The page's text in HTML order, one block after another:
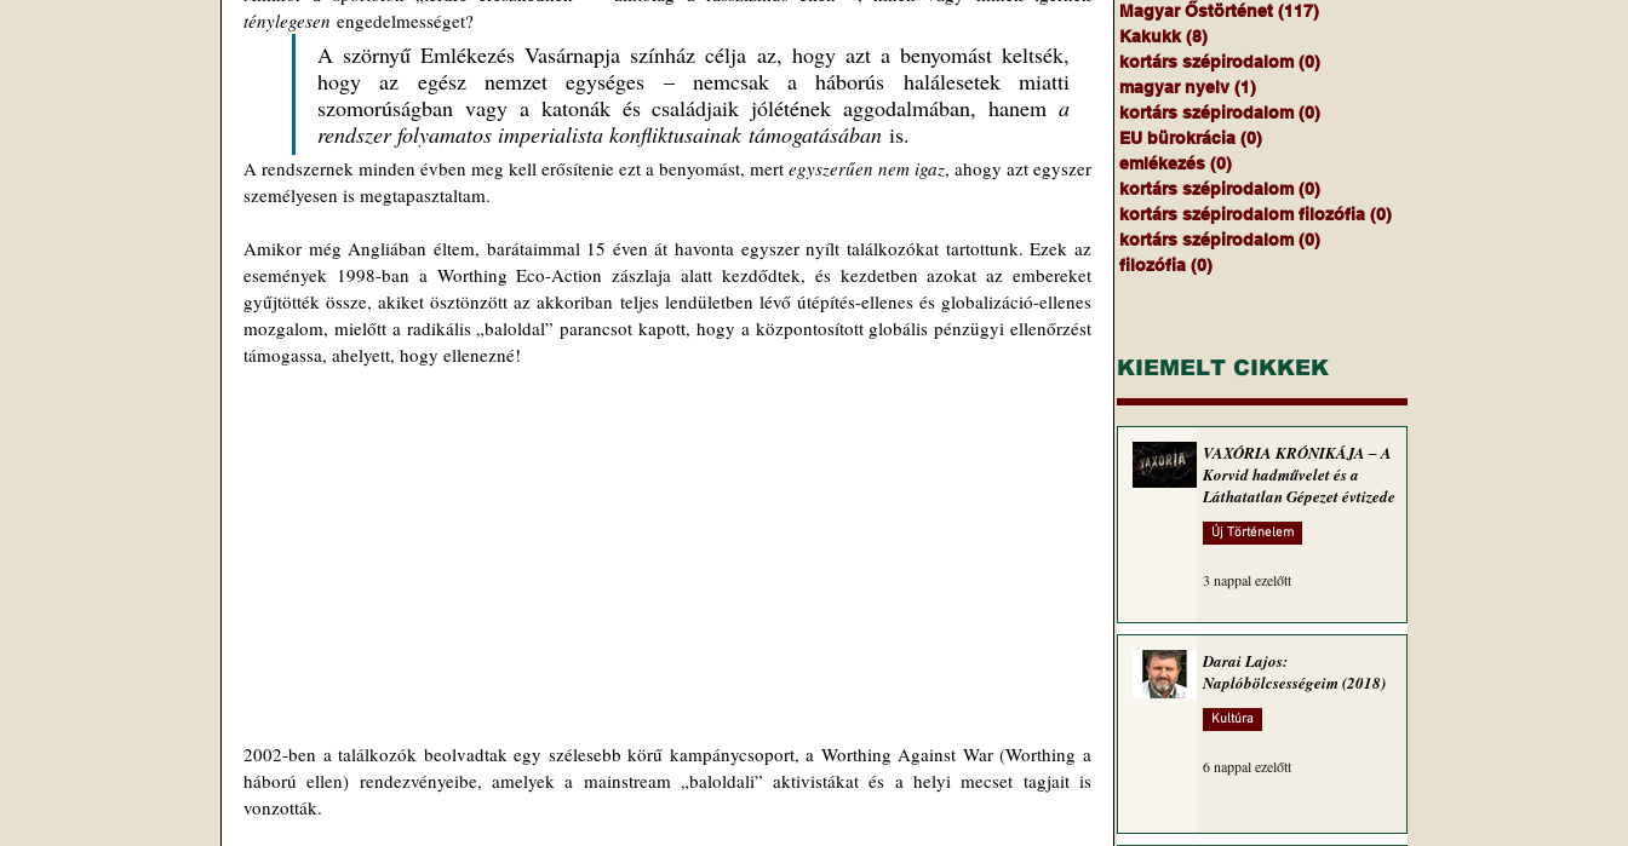
ténylegesen engedelmességet?
A szörnyű Emlékezés Vasárnapja színház célja az, hogy azt a benyomást keltsék,
hogy az egész nemzet egységes – nemcsak a háborús halálesetek miatti
szomorúságban vagy a katonák és családjaik jólétének aggodalmában, hanem a
rendszer folyamatos imperialista konfliktusainak támogatásában is.
A rendszernek minden évben meg kell erősítenie ezt a benyomást, mert egyszerűen nem igaz, ahogy azt egyszer
személyesen is megtapasztaltam.
Amikor még Angliában éltem, barátaimmal 15 éven át havonta egyszer nyílt találkozókat tartottunk. Ezek az
események 1998-ban a Worthing Eco-Action zászlaja alatt kezdődtek, és kezdetben azokat az embereket
gyűjtötték össze, akiket ösztönzött az akkoriban teljes lendületben lévő útépítés-ellenes és globalizáció-ellenes
mozgalom, mielőtt a radikális „baloldal” parancsot kapott, hogy a központosított globális pénzügyi ellenőrzést
támogassa, ahelyett, hogy ellenezné!
2002-ben a találkozók beolvadtak egy szélesebb körű kampánycsoport, a Worthing Against War (Worthing a
háború ellen) rendezvényeibe, amelyek a mainstream „baloldali” aktivistákat és a helyi mecset tagjait is
vonzották.
Magyar Őstörténet (117)
Kakukk (8)
kortárs szépirodalom (0)
magyar nyelv (1)
kortárs szépirodalom (0)
EU bürokrácia (0)
emlékezés (0)
kortárs szépirodalom (0)
kortárs szépirodalom filozófia (0)
kortárs szépirodalom (0)
filozófia (0)
KIEMELT CIKKEK
VAXÓRIA KRÓNIKÁJA ‒ A
Korvid hadművelet és a
Láthatatlan Gépezet évtizede
Új Történelem
3 nappal ezelőtt
Darai Lajos:
Naplóbölcsességeim (2018)
Kultúra
6 nappal ezelőtt